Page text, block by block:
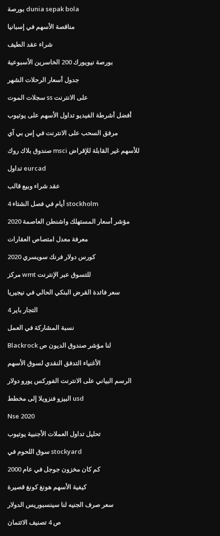
بورصة dunia sepak bola
مناقصة الأسهم في إسبانيا
شراء عقد الطيف
بورصة نيويورك 200 الخاسرين الأسبوعية
جدول أسعار الرحلات الشهر
سجلات الموت ss على الانترنت
أفضل أشرطة الفيديو تداول الأسهم على يوتيوب
مرفق السحب على الانترنت في إس بي آي
صندوق بلاك روك msci للأسهم غير القابلة للإقراض
تداول eurcad
عقد شراء وبيع قالب
4 أيام في فصل الشتاء stockholm
مؤشر أسعار المستهلك واشنطن العاصمة 2020
معرفة معدل امتصاص العقارات
كورس دولار فرنك سويسري 2020
مركز wmt للتسوق عبر الإنترنت
سعر فائدة القرض البنكي الحالي في نيجيريا
4 التجار باير
نسبة المشاركة في العمل
Blackrock لنا مؤشر صندوق الديون ص
الأغنياء التدفق النقدي لسوق الأسهم
الرسم البياني على الانترنت الفوركس يورو دولار
البيزو فنزويلا إلى مخطط usd
Nse 2020
تحليل تداول العملات الأجنبية يوتيوب
سوق اللحوم في stockyard
كم كان مخزون جوجل في عام 2000
كيفية الأسهم هونغ كونغ قصيرة
سعر صرف الجنيه لنا سينسبوريس الدولار
ص 4 تصنيف الائتمان